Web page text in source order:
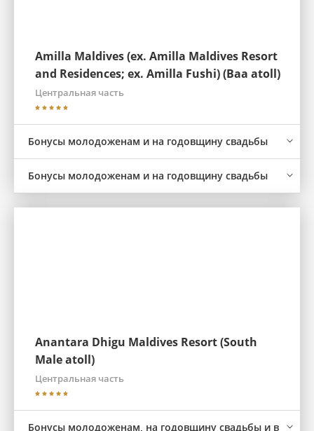
Amilla Maldives (ex. Amilla Maldives Resort
and Residences; ex. Amilla Fushi) (Baa atoll)
Центральная часть
Бонусы молодоженам и на годовщину свадьбы
Бонусы молодоженам и на годовщину свадьбы
Anantara Dhigu Maldives Resort (South
Male atoll)
Центральная часть
Бонусы молодоженам, на годовщину свадьбы и в